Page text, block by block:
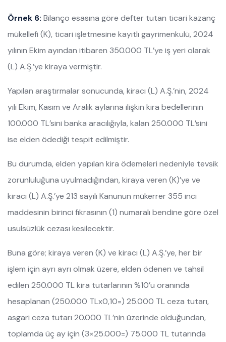
Örnek 6: Bilanço esasına göre defter tutan ticari kazanç
mükellefi (K), ticari işletmesine kayıtlı gayrimenkulü, 2024
yılının Ekim ayından itibaren 350.000 TL’ye iş yeri olarak
(L) A.Ş.’ye kiraya vermiştir.
Yapılan araştırmalar sonucunda, kiracı (L) A.Ş.’nin, 2024
yılı Ekim, Kasım ve Aralık aylarına ilişkin kira bedellerinin
100.000 TL’sini banka aracılığıyla, kalan 250.000 TL’sini
ise elden ödediği tespit edilmiştir.
Bu durumda, elden yapılan kira ödemeleri nedeniyle tevsik
zorunluluğuna uyulmadığından, kiraya veren (K)’ye ve
kiracı (L) A.Ş.’ye 213 sayılı Kanunun mükerrer 355 inci
maddesinin birinci fıkrasının (1) numaralı bendine göre özel
usulsüzlük cezası kesilecektir.
Buna göre; kiraya veren (K) ve kiracı (L) A.Ş.’ye, her bir
işlem için ayrı ayrı olmak üzere, elden ödenen ve tahsil
edilen 250.000 TL kira tutarlarının %10’u oranında
hesaplanan (250.000 TLx0,10=) 25.000 TL ceza tutarı,
asgari ceza tutarı 20.000 TL’nin üzerinde olduğundan,
toplamda üç ay için (3×25.000=) 75.000 TL tutarında